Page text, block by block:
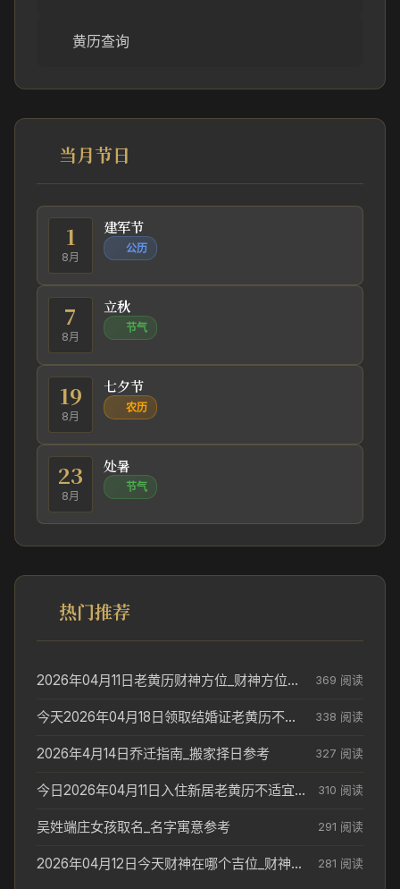
黄历查询
当月节日
1
8月
建军节
公历
7
8月
立秋
节气
19
8月
七夕节
农历
23
8月
处暑
节气
热门推荐
2026年04月11日老黄历财神方位_财神方位与供奉讲究 369 阅读
今天2026年04月18日领取结婚证老黄历不适合吗_领证日期参考 338 阅读
2026年4月14日乔迁指南_搬家择日参考 327 阅读
今日2026年04月11日入住新居老黄历不适宜吗_搬家择日参考 310 阅读
吴姓端庄女孩取名_名字寓意参考 291 阅读
2026年04月12日今天财神在哪个吉位_财神方位参考 281 阅读